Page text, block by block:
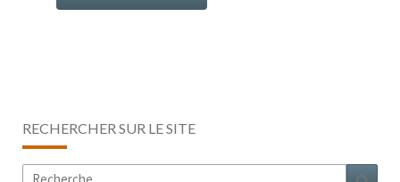
RECHERCHER SUR LE SITE
Rechercher :